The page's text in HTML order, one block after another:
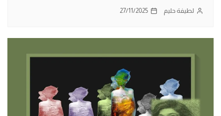
لطيفة حليم 27/11/2025